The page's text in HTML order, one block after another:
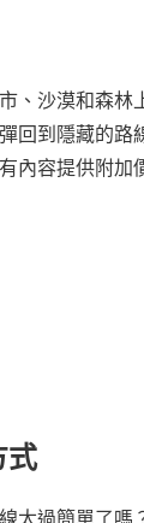
、沙漠和森林
回到隱藏的路
內容提供附加
式